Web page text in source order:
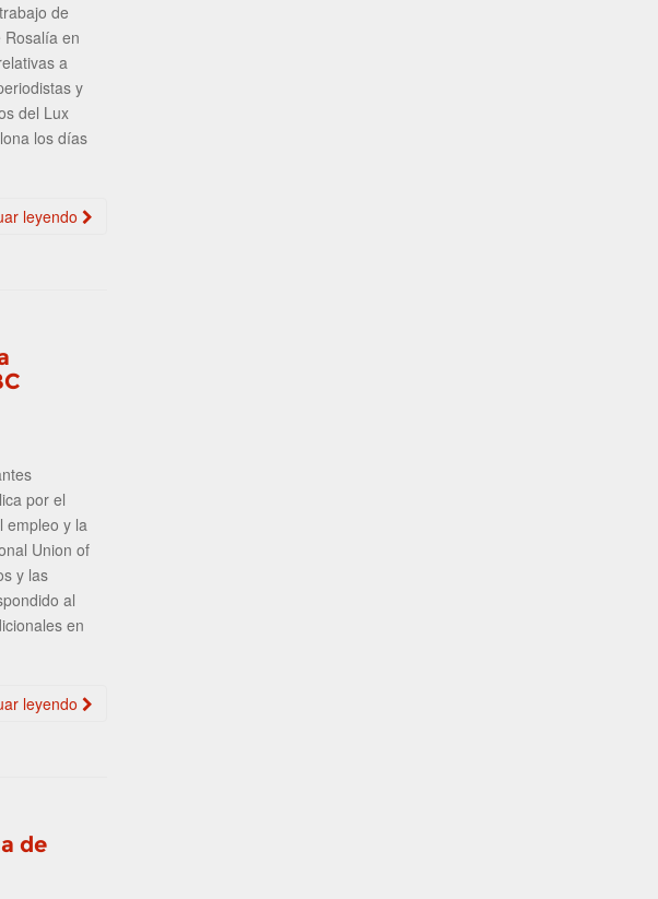
de
en
a
y
del Lux
los días
leyendo
por el
empleo y la
Union of
y las
al
en
leyendo
de